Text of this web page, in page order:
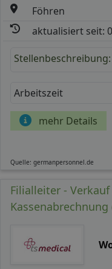
Föhren
aktualisiert seit:
Stellenbeschreibung:
Arbeitszeit
mehr Details
Quelle: germanpersonnel.de
Filialleiter -